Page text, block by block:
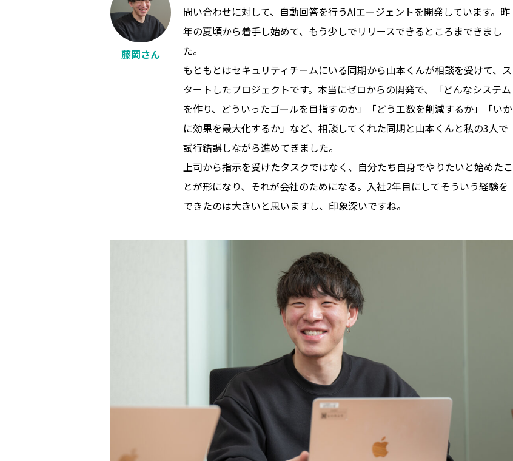
藤岡さん
問い合わせに対して、自動回答を行うAIエージェントを開発しています。昨
年の夏頃から着手し始めて、もう少しでリリースできるところまできまし
た。
もともとはセキュリティチームにいる同期から山本くんが相談を受けて、ス
タートしたプロジェクトです。本当にゼロからの開発で、「どんなシステム
を作り、どういったゴールを目指すのか」「どう工数を削減するか」「いか
に効果を最大化するか」など、相談してくれた同期と山本くんと私の3人で
試行錯誤しながら進めてきました。
上司から指示を受けたタスクではなく、自分たち自身でやりたいと始めたこ
とが形になり、それが会社のためになる。入社2年目にしてそういう経験を
できたのは大きいと思いますし、印象深いですね。